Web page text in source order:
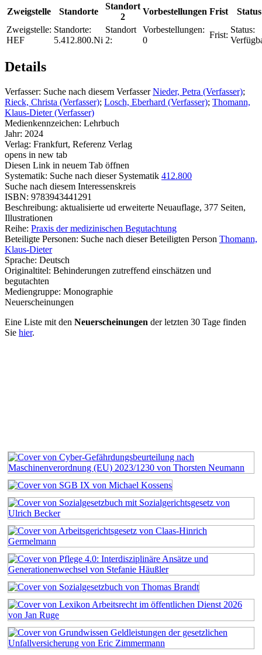
Zweigstelle Standorte
Standort
2
Vorbestellungen Frist
Status
Zweigstelle:
HEF
Standorte:
5.412.800.Ni
Standort
2:
Vorbestellungen:
0
Frist:
Status:
Details
Verfasser: Suche nach diesem Verfasser Nieder, Petra (Verfasser);
Rieck, Christa (Verfasser); Losch, Eberhard (Verfasser); Thomann,
Klaus-Dieter (Verfasser)
Medienkennzeichen: Lehrbuch
Jahr: 2024
Verlag: Frankfurt, Referenz Verlag
opens in new tab
Diesen Link in neuem Tab öffnen
Systematik: Suche nach dieser Systematik 412.800
Suche nach diesem Interessenskreis
ISBN: 9783943441291
Beschreibung: aktualisierte ud erweiterte Neuauflage, 377 Seiten,
Illustrationen
Reihe: Praxis der medizinischen Begutachtung
Beteiligte Personen: Suche nach dieser Beteiligten Person Thomann,
Klaus-Dieter
Sprache: Deutsch
Originaltitel: Behinderungen zutreffend einschätzen und
begutachten
Mediengruppe: Monographie
Neuerscheinungen
Eine Liste mit den Neuerscheinungen der letzten 30 Tage finden
Sie hier.